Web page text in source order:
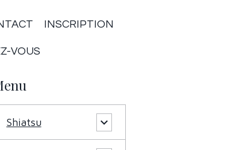
INSCRIPTION
VOUS
Shiatsu